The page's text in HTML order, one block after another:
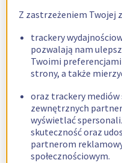
Z zastrzeżeniem Twojej
trackery
pozwalają nam
Twoimi
strony, a także
oraz trackery mediów
zewnętrznych
wyświetlać
skuteczność oraz
partnerom
społecznościowym.